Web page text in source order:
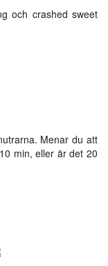
och crashed sweet
Menar du att
min, eller är det 20